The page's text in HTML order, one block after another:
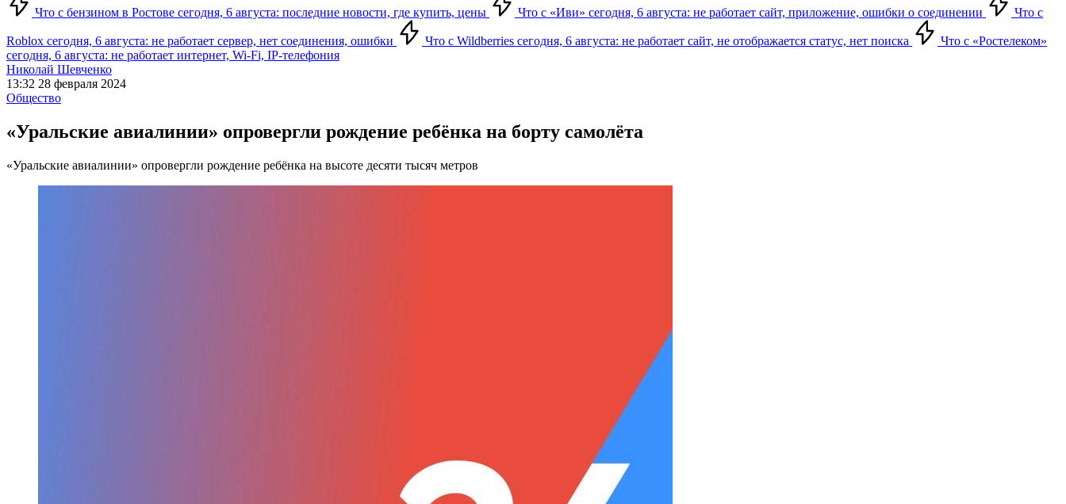
Что с бензином в Ростове сегодня, 6 августа: последние новости, где купить, цены Что с «Иви» сегодня, 6 августа: не работает сайт, приложение, ошибки о соединении Что с
Roblox сегодня, 6 августа: не работает сервер, нет соединения, ошибки Что с Wildberries сегодня, 6 августа: не работает сайт, не отображается статус, нет поиска
Что с «Ростелеком»
сегодня, 6 августа: не работает интернет, Wi-Fi, IP-телефония
Николай Шевченко
13:32 28 февраля 2024
Общество
«Уральские авиалинии» опровергли рождение ребёнка на борту самолёта
«Уральские авиалинии» опровергли рождение ребёнка на высоте десяти тысяч метров